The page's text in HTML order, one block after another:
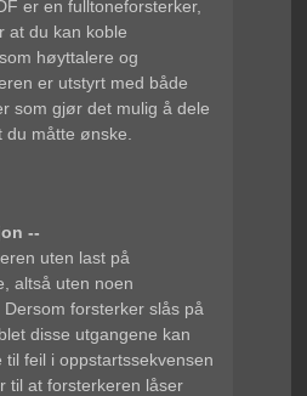
er en fulltoneforsterker,
at du kan koble
høyttalere og
er utstyrt med både
som gjør det mulig å dele
måtte ønske.
--
uten last på
altså uten noen
forsterker slås på
disse utgangene kan
feil i oppstartssekvensen
til at forsterkeren låser